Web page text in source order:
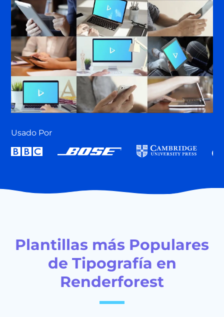
Usado Por
Plantillas más Populares
de Tipografía en
Renderforest